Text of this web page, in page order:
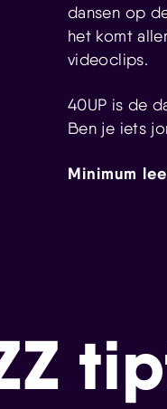
dansen op
het komt
videoclips.
40UP is de
Ben je iets
Minimum